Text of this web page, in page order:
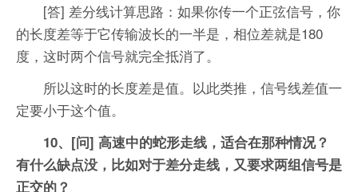
[答] 差分线计算思路：如果你传一个正弦信号，你
的长度差等于它传输波长的一半是，相位差就是180
度，这时两个信号就完全抵消了。
所以这时的长度差是值。以此类推，信号线差值一
定要小于这个值。
10、[问] 高速中的蛇形走线，适合在那种情况？
有什么缺点没，比如对于差分走线，又要求两组信号是
正交的？